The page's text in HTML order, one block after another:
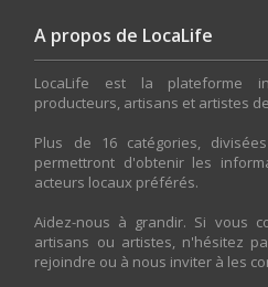
A propos de LocaLife
LocaLife est la plateforme
producteurs, artisans et artistes
Plus de 16 catégories,
permettront d'obtenir les
acteurs locaux préférés.
Aidez-nous à grandir. Si vous
artisans ou artistes, n'hésitez
rejoindre ou à nous inviter à les